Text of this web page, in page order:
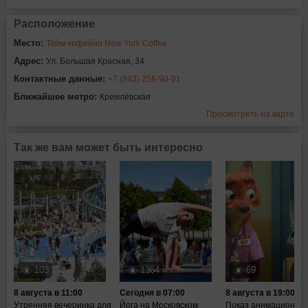
Расположение
Место: Тайм-кофейня New York Coffee
Адрес: Ул. Большая Красная, 34
Контактные данные: +7 (843) 258-90-91
Ближайшее метро: Кремлёвская
Просмотреть на карте
Так же вам может быть интересно
103
8 августа в 11:00
Утренняя вечеринка для
1364
Сегодня в 07:00
Йога на Московском
69
8 августа в 19:00
Показ